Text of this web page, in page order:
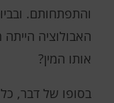
והתפתחותם.
האבולוציה
אותו המין?
בסופו של דבר,